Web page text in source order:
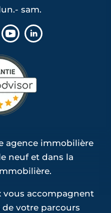
sam.
agence immobilière
neuf et dans la
vous accompagnent
votre parcours